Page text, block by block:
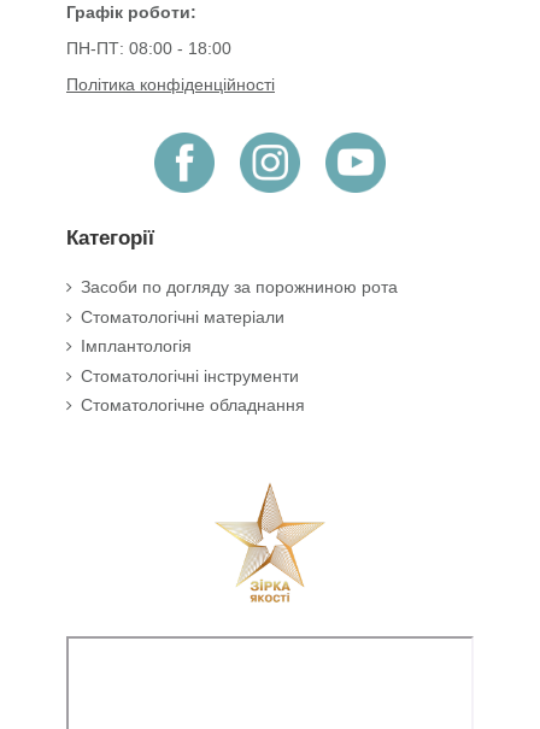
Графік роботи:
ПН-ПТ: 08:00 - 18:00
Політика конфіденційності
Категорії
Засоби по догляду за порожниною рота
Стоматологічні матеріали
Імплантологія
Стоматологічні інструменти
Стоматологічне обладнання